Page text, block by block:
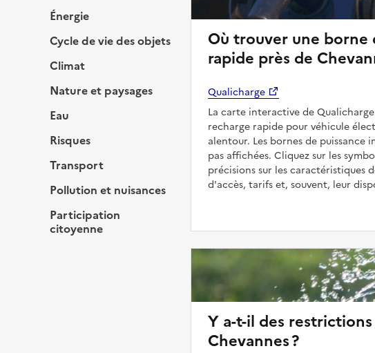
Énergie
Cycle de vie des objets
Climat
Nature et paysages
Eau
Risques
Transport
Pollution et nuisances
Participation
citoyenne
Où trouver une borne
rapide près de
Qualicharge
La carte interactive de
recharge rapide pour véhicule
alentour. Les bornes de puissance
pas affichées. Cliquez sur les
précisions sur les caractéristiques
d'accès, tarifs et, souvent, leur
Y a-t-il des restrictions
Chevannes ?